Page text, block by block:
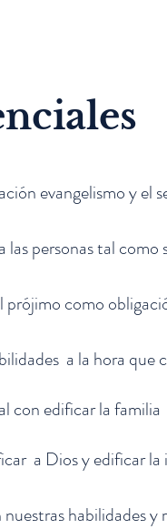
evangelismo y el
personas tal como
prójimo como
a la hora que
con edificar la familia
a Dios y edificar la
habilidades y